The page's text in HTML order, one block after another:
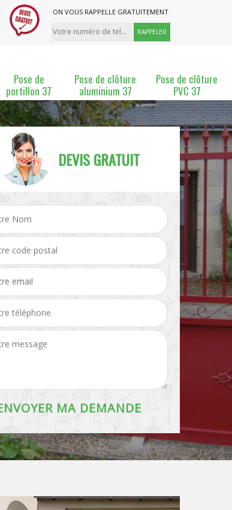
ON VOUS RAPPELLE GRATUITEMENT
Pose de
portillon 37
Pose de clôture
aluminium 37
Pose de clôture
PVC 37
Pose et changement de Pose de grillage 37
DEVIS GRATUIT